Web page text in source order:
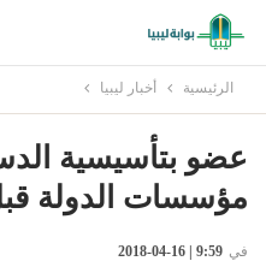
الرئيسية أخبار ليبيا
عضو بتأسيسية
مؤسسات الدولة
في 9:59 | 16-04-2018